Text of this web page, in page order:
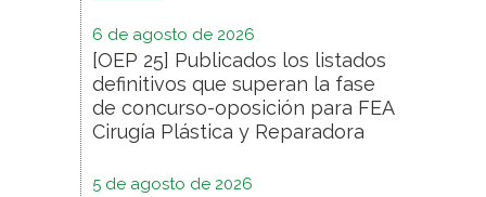
6 de agosto de 2026
[OEP 25] Publicados los listados
definitivos que superan la fase
de concurso-oposición para FEA
Cirugía Plástica y Reparadora
5 de agosto de 2026